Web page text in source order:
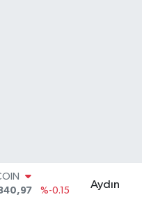
%0.18
Aydın